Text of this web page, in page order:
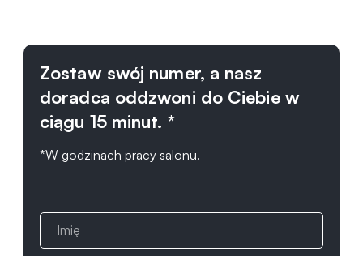
Zostaw swój numer, a nasz
doradca oddzwoni do Ciebie w
ciągu 15 minut. *
*W godzinach pracy salonu.